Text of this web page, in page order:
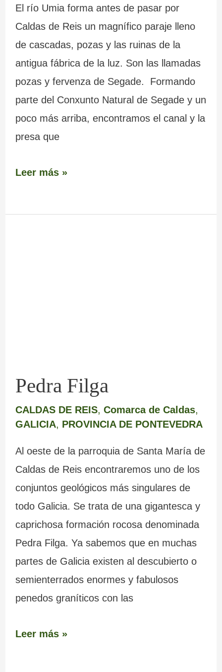
El río Umia forma antes de pasar por
Caldas de Reis un magnífico paraje lleno
de cascadas, pozas y las ruinas de la
antigua fábrica de la luz. Son las llamadas
pozas y fervenza de Segade. Formando
parte del Conxunto Natural de Segade y un
poco más arriba, encontramos el canal y la
presa que
Leer más »
Pedra Filga
CALDAS DE REIS, Comarca de Caldas,
GALICIA, PROVINCIA DE PONTEVEDRA
Al oeste de la parroquia de Santa María de
Caldas de Reis encontraremos uno de los
conjuntos geológicos más singulares de
todo Galicia. Se trata de una gigantesca y
caprichosa formación rocosa denominada
Pedra Filga. Ya sabemos que en muchas
partes de Galicia existen al descubierto o
semienterrados enormes y fabulosos
penedos graníticos con las
Leer más »